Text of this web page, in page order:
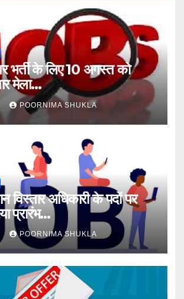
भर्ती के लिए 10 अगस्त को
मेला…
POORNIMA SHUKLA
विस्तार अधिकारी के पदों पर
प्रारंभ…
POORNIMA SHUKLA